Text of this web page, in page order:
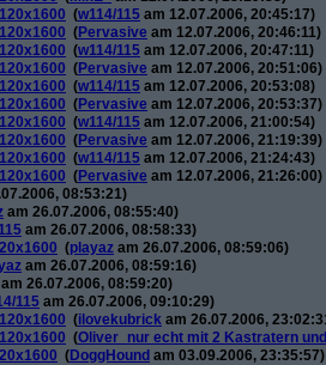
(w114/115 am 12.07.2006, 20:45:17)
(Pervasive am 12.07.2006, 20:46:11)
(w114/115 am 12.07.2006, 20:47:11)
(Pervasive am 12.07.2006, 20:51:06)
(w114/115 am 12.07.2006, 20:53:08)
(Pervasive am 12.07.2006, 20:53:37)
(w114/115 am 12.07.2006, 21:00:54)
(Pervasive am 12.07.2006, 21:19:39)
(w114/115 am 12.07.2006, 21:24:43)
(Pervasive am 12.07.2006, 21:26:00)
08:53:21)
am 26.07.2006, 08:55:40)
am 26.07.2006, 08:58:33)
(playaz am 26.07.2006, 08:59:06)
am 26.07.2006, 08:59:16)
am 26.07.2006, 08:59:20)
115 am 26.07.2006, 09:10:29)
(ilovekubrick am 26.07.2006,
(Oliver_nur echt mit 2 Kastratern
(DoggHound am 03.09.2006, 23:35:57)